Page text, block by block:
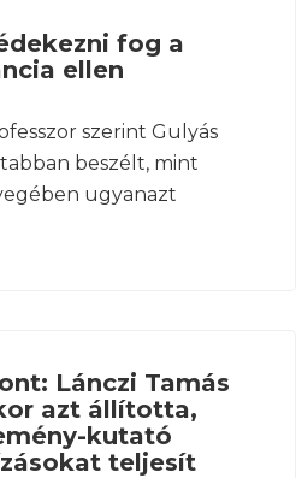
fog a
ellen
szerint Gulyás
beszélt, mint
ugyanazt
Lánczi Tamás
azt állította,
kutató
teljesít